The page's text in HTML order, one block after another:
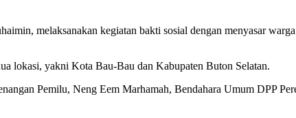
melaksanakan kegiatan bakti sosial dengan menyasar
lokasi, yakni Kota Bau-Bau dan Kabupaten Buton Selatan.
Pemilu, Neng Eem Marhamah, Bendahara Umum DPP